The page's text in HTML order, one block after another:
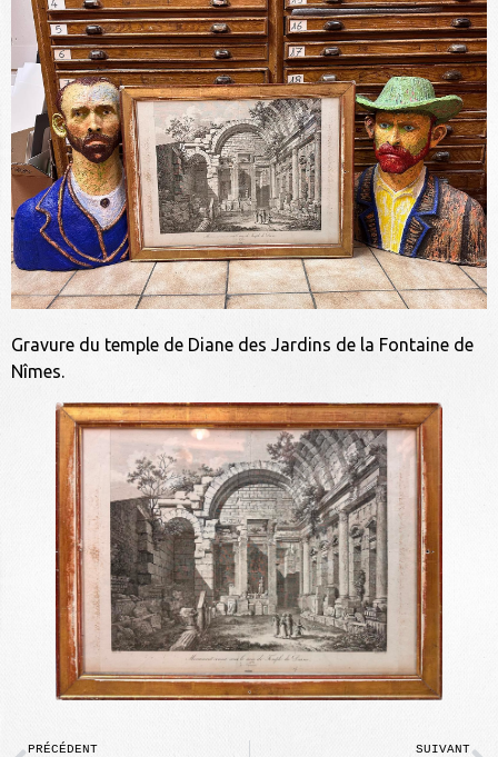
Gravure du temple de Diane des Jardins de la Fontaine de
Nîmes.
PRÉCÉDENT SUIVANT